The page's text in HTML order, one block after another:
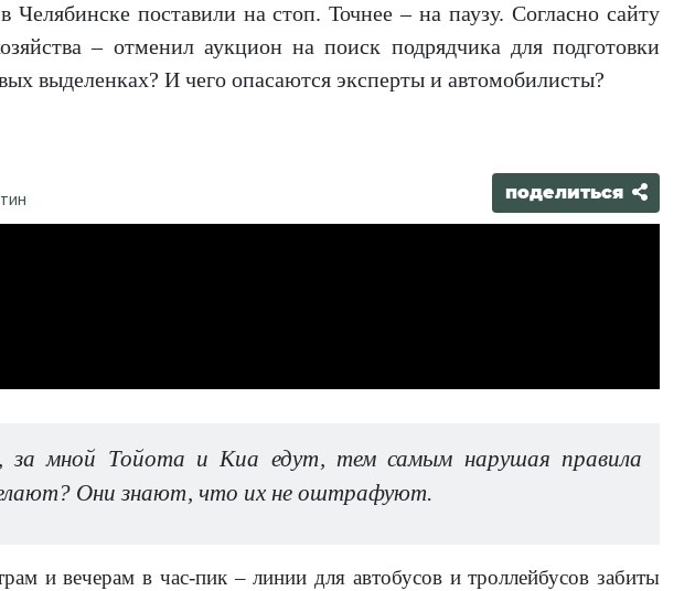
поставили на стоп. Точнее – на паузу. Согласно сайту
– отменил аукцион на поиск подрядчика для подготовки
выделенках? И чего опасаются эксперты и автомобилисты?
поделиться
за мной Тойота и Киа едут, тем самым нарушая правила
Они знают, что их не оштрафуют.
и вечерам в час-пик – линии для автобусов и троллейбусов забиты